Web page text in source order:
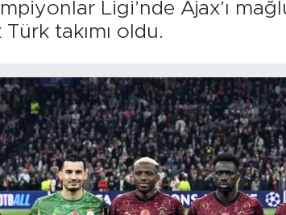
Ligi’nde Ajax’ı
takımı oldu.